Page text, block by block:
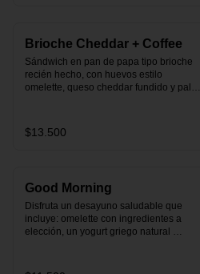
Brioche Cheddar + Coffee
Sándwich en pan de papa tipo brioche
recién hecho, con huevos estilo
omelette, queso cheddar fundido y palta,
Se envía en bolsa delivery.
$13.500
Good Morning
Disfruta un desayuno saludable que
incluye: omelette con ingredientes a
elección, un yogurt griego natural
Breakfast y granola (endulzada con